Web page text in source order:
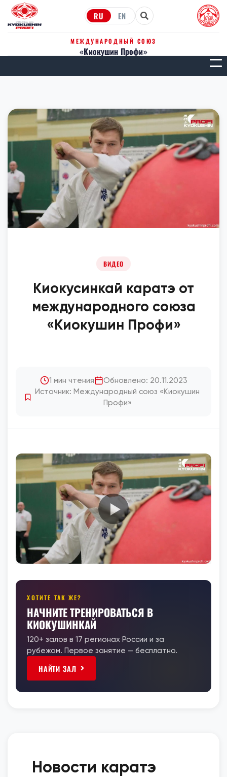
RU EN
МЕЖДУНАРОДНЫЙ СОЮЗ
«Киокушин Профи»
ВИДЕО
Киокусинкай каратэ от
международного союза
«Киокушин Профи»
1 мин чтения
Обновлено: 20.11.2023
Источник: Международный союз «Киокушин
Профи»
ХОТИТЕ ТАК ЖЕ?
НАЧНИТЕ ТРЕНИРОВАТЬСЯ В
КИОКУШИНКАЙ
120+ залов в 17 регионах России и за
рубежом. Первое занятие — бесплатно.
НАЙТИ ЗАЛ
Новости каратэ